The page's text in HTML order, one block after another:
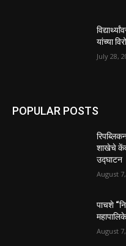
यांच्या
July 28,
POPULAR POSTS
शाखेचे
उद्घाटन
August
पाचशे
August